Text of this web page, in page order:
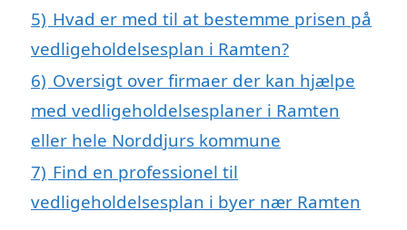
5) Hvad er med til at bestemme prisen på
vedligeholdelsesplan i Ramten?
6) Oversigt over firmaer der kan hjælpe
med vedligeholdelsesplaner i Ramten
eller hele Norddjurs kommune
7) Find en professionel til
vedligeholdelsesplan i byer nær Ramten